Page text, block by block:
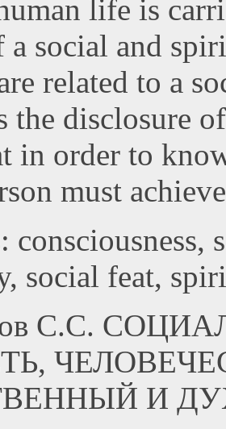
life is
a social and
related to a
the disclosure
in order to
must
consciousness,
social feat,
С.С.
И